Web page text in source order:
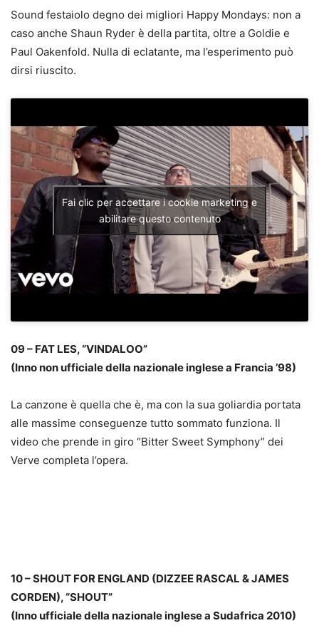
Sound festaiolo degno dei migliori Happy Mondays: non a
caso anche Shaun Ryder è della partita, oltre a Goldie e
Paul Oakenfold. Nulla di eclatante, ma l’esperimento può
dirsi riuscito.
Fai clic per accettare i cookie marketing e
abilitare questo contenuto
09 – FAT LES, “VINDALOO”
(Inno non ufficiale della nazionale inglese a Francia ’98)
La canzone è quella che è, ma con la sua goliardia portata
alle massime conseguenze tutto sommato funziona. Il
video che prende in giro “Bitter Sweet Symphony” dei
Verve completa l’opera.
10 – SHOUT FOR ENGLAND (DIZZEE RASCAL & JAMES
CORDEN), “SHOUT”
(Inno ufficiale della nazionale inglese a Sudafrica 2010)